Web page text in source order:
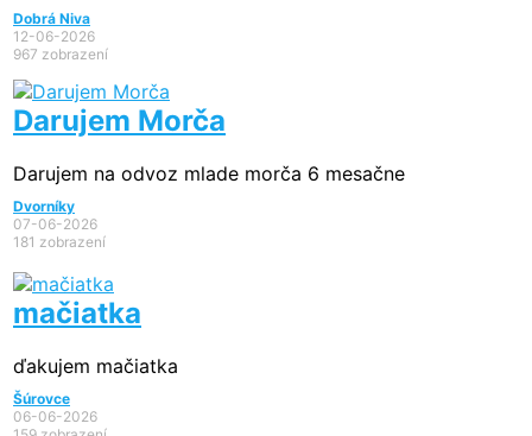
Dobrá Niva
12-06-2026
967 zobrazení
Darujem Morča
Darujem na odvoz mlade morča 6 mesačne
Dvorníky
07-06-2026
181 zobrazení
mačiatka
ďakujem mačiatka
Šúrovce
06-06-2026